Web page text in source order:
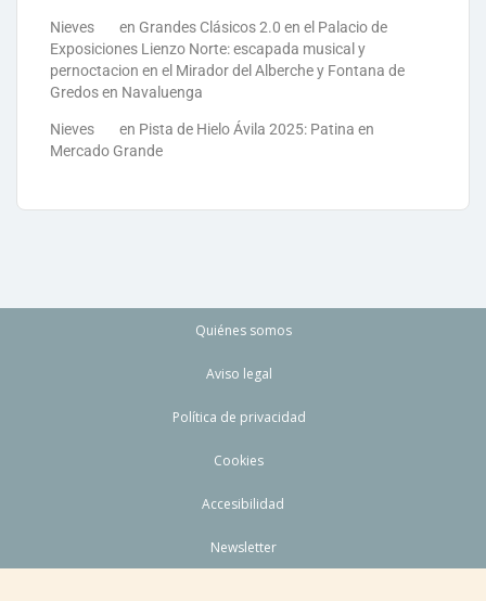
Nieves en Grandes Clásicos 2.0 en el Palacio de
Exposiciones Lienzo Norte: escapada musical y
pernoctacion en el Mirador del Alberche y Fontana de
Gredos en Navaluenga
Nieves en Pista de Hielo Ávila 2025: Patina en
Mercado Grande
Quiénes somos
Aviso legal
Política de privacidad
Cookies
Accesibilidad
Newsletter